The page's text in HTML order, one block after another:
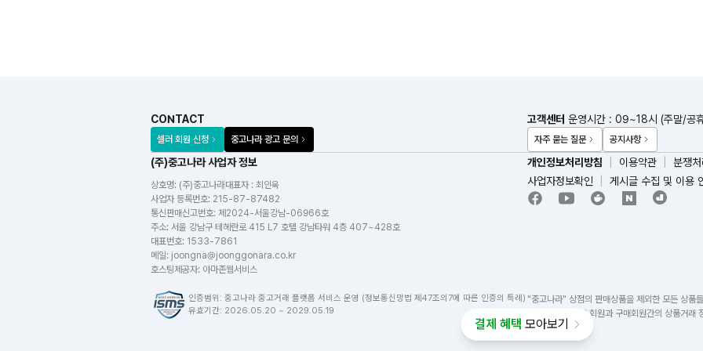
결제 혜택 모아보기
CONTACT
셀러 회원 신청 중고나라 광고 문의
(주)중고나라 사업자 정보
상호명: (주)중고나라대표자 : 최인욱
사업자 등록번호: 215-87-87482
통신판매신고번호: 제2024-서울강남-06966호
주소: 서울 강남구 테헤란로 415 L7 호텔 강남타워 4층 407~428호
대표번호: 1533-7861
메일: joongna@joonggonara.co.kr
호스팅제공자: 아마존웹서비스
인증범위: 중고나라 중고거래 플랫폼 서비스 운영 (정보통신망법 제47조의7에 따른 인증의 특례)
유효기간: 2026.05.20 ~ 2029.05.19
고객센터 운영시간 : 09~18시 (주말/공
자주 묻는 질문 공지사항
개인정보처리방침 이용약관 분쟁
사업자정보확인
게시글 수집 및 이용
"중고나라" 상점의 판매상품을 제외한 모든 상품
자가 아니며 판매 회원과 구매회원간의 상품거
하지 않습니다.